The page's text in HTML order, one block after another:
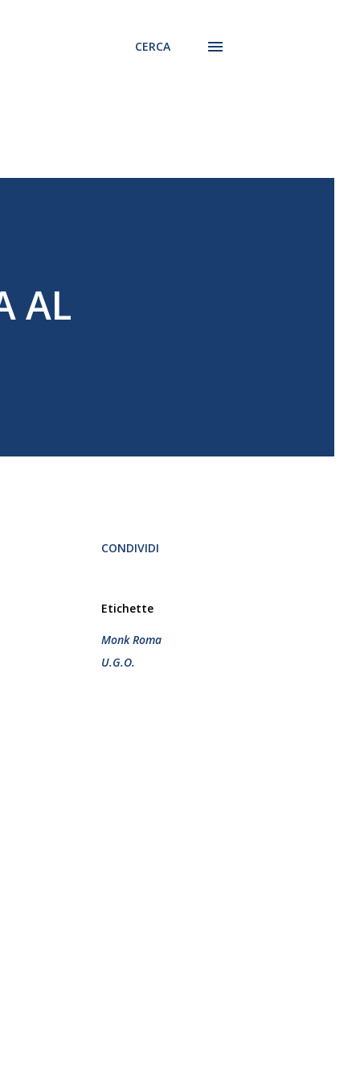
CERCA
AL
CONDIVIDI
Etichette
Monk Roma
U.G.O.